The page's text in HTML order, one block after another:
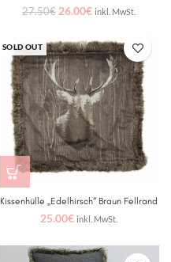
27.50€ 26.00€ inkl. MwSt.
SOLD OUT
Kissenhülle „Edelhirsch“ Braun Fellrand
25.00€ inkl. MwSt.